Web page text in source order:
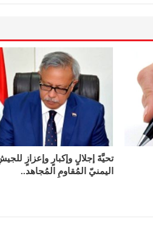
تحيَّةَ إجلالٍ وإكبارٍ وإعزازٍ
اليمنيّ المُقاومِ المُجاهد..